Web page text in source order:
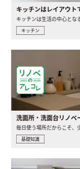
キッチン
基礎知識